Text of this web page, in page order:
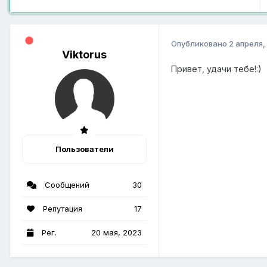
Viktorus
Пользователи
Сообщений 30
Репутация 17
Рег. 20 мая, 2023
Опубликовано 2
Привет, удачи тебе!:)